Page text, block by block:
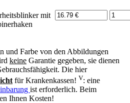
mit
und Farbe von den Abbildungen
keine Garantie gegeben, sie dienen
Die hier
für Krankenkassen! V: eine
ist erforderlich. Beim
Ihnen Kosten!